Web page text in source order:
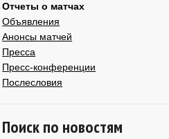
Отчеты о матчах
Объявления
Анонсы матчей
Пресса
Пресс-конференции
Послесловия
Поиск по новостям